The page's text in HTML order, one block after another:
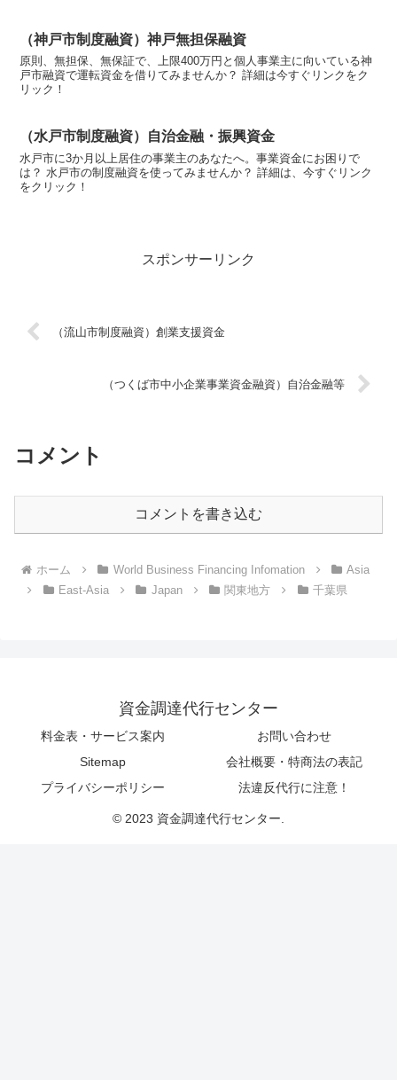
（神戸市制度融資）神戸無担保融資
原則、無担保、無保証で、上限400万円と個人事業主に向いている神
戸市融資で運転資金を借りてみませんか？ 詳細は今すぐリンクをク
リック！
（水戸市制度融資）自治金融・振興資金
水戸市に3か月以上居住の事業主のあなたへ。事業資金にお困りで
は？ 水戸市の制度融資を使ってみませんか？ 詳細は、今すぐリンク
をクリック！
スポンサーリンク
（流山市制度融資）創業支援資金
（つくば市中小企業事業資金融資）自治金融等
コメント
コメントを書き込む
ホーム World Business Financing Infomation
Asia
East-Asia
Japan 関東地方 千葉県
資金調達代行センター
料金表・サービス案内
お問い合わせ
Sitemap
会社概要・特商法の表記
プライバシーポリシー
法違反代行に注意！
© 2023 資金調達代行センター.